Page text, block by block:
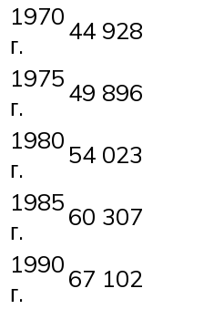
1970
г.
44 928
1975
г.
49 896
1980
г.
54 023
1985
г.
60 307
1990
г.
67 102